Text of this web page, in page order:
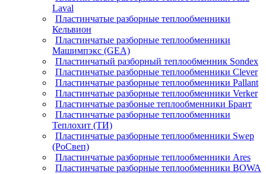
Laval
Пластинчатые разборные теплообменники
Кельвион
Пластинчатые разборные теплообменники
Машимпэкс (GEA)
Пластинчатый разборный теплообменник Sondex
Пластинчатые разборные теплообменники Clever
Пластинчатые разборные теплообменники Pallant
Пластинчатые разборные теплообменники Verker
Пластинчатые разбоные теплообменники Брант
Пластинчатые разборные теплообменники
Теплохит (ТИ)
Пластинчатые разборные теплообменники Swep
(РоСвеп)
Пластинчатые разборные теплообменники Ares
Пластинчатые разборные теплообменники BOWA